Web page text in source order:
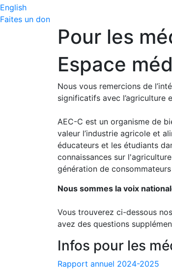
English
Faites un don
Pour les
Espace
Nous vous remercions de
significatifs avec l’agriculture
AEC-C est un organisme de
valeur l’industrie agricole et
éducateurs et les étudiants
connaissances sur
génération de
Nous sommes la voix
Vous trouverez ci-dessous
avez des questions
Infos pour les
Rapport annuel 2024-2025